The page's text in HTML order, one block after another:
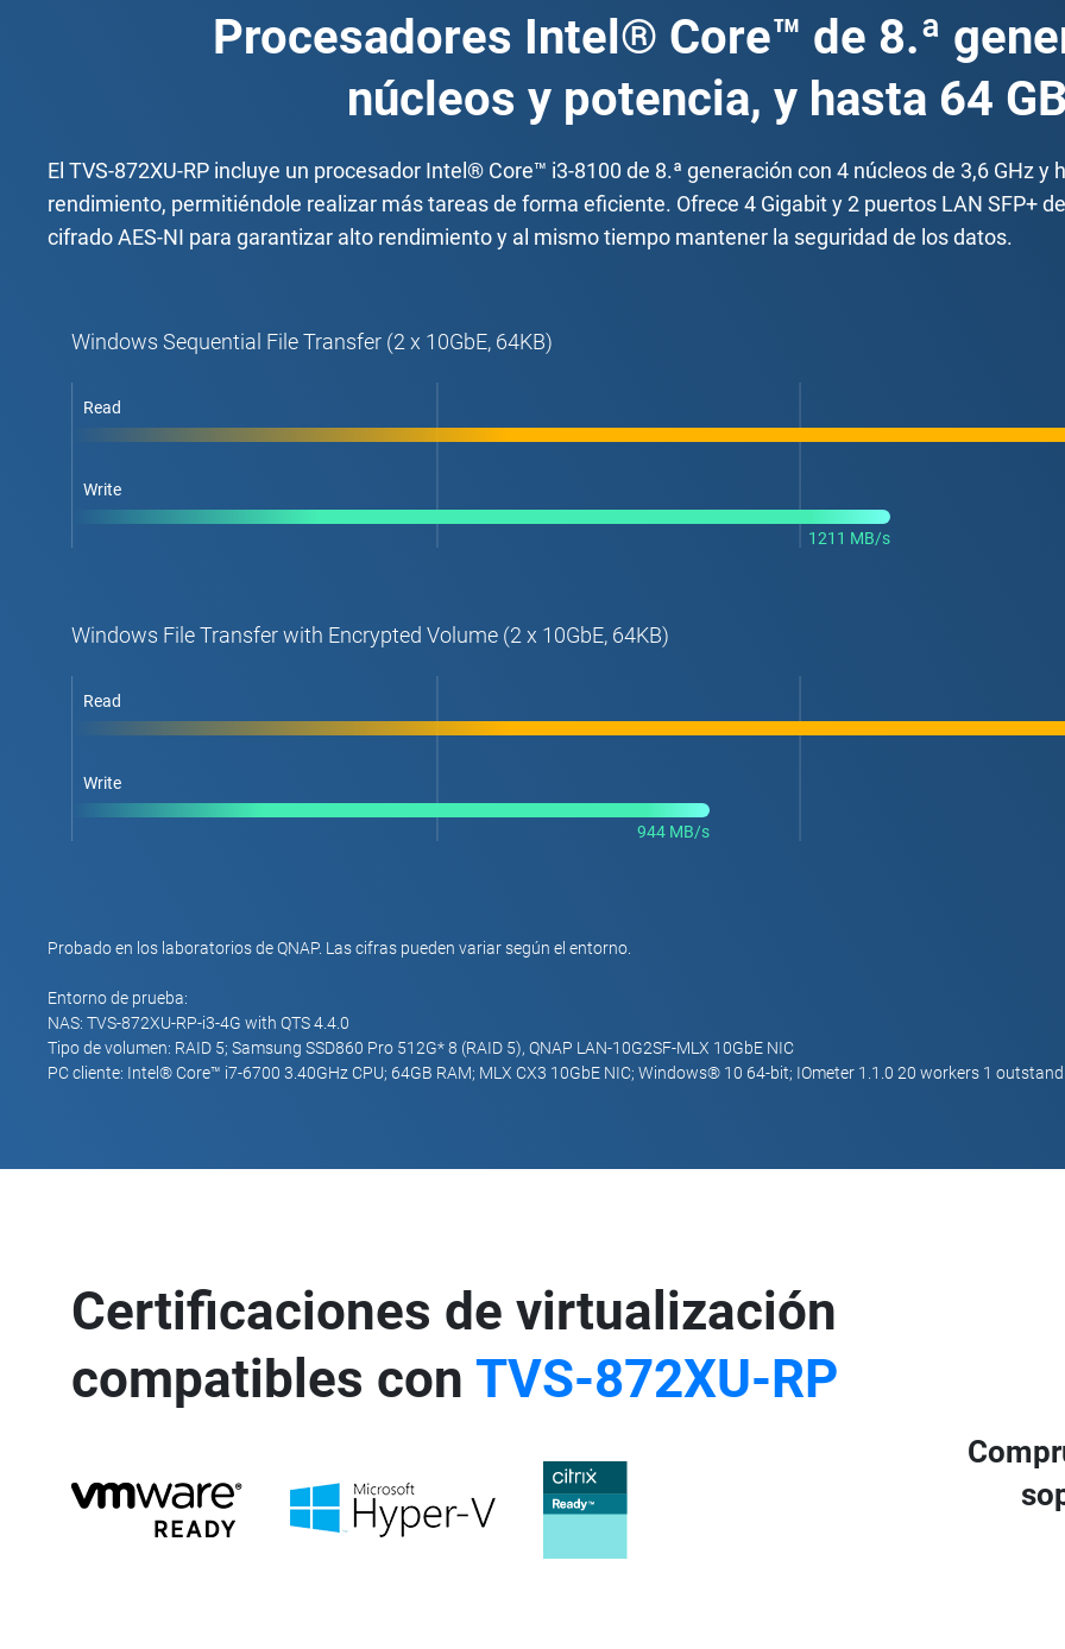
Procesadores Intel® Core™ de 8.ª
núcleos y potencia, y hasta 64
El TVS-872XU-RP incluye un procesador Intel® Core™ i3-8100 de 8.ª generación con 4 núcleos de 3,6 GHz
rendimiento, permitiéndole realizar más tareas de forma eficiente. Ofrece 4 Gigabit y 2 puertos LAN SFP+
cifrado AES-NI para garantizar alto rendimiento y al mismo tiempo mantener la seguridad de los datos.
Windows Sequential File Transfer (2 x 10GbE, 64KB)
Read
Write
1211 MB/s
Windows File Transfer with Encrypted Volume (2 x 10GbE, 64KB)
Read
Write
944 MB/s
Probado en los laboratorios de QNAP. Las cifras pueden variar según el entorno.
Entorno de prueba:
NAS: TVS-872XU-RP-i3-4G with QTS 4.4.0
Tipo de volumen: RAID 5; Samsung SSD860 Pro 512G* 8 (RAID 5), QNAP LAN-10G2SF-MLX 10GbE NIC
PC cliente: Intel® Core™ i7-6700 3.40GHz CPU; 64GB RAM; MLX CX3 10GbE NIC; Windows® 10 64-bit; IOmeter 1.1.0 20 workers 1
Certificaciones de virtualización
compatibles con TVS-872XU-RP